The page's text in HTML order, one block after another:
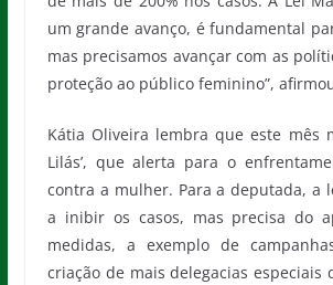
um grande avanço, é fundamental
mas precisamos avançar com as
proteção ao público feminino”,
Kátia Oliveira lembra que este mês
Lilás’, que alerta para o
contra a mulher. Para a deputada, a
a inibir os casos, mas precisa do
medidas, a exemplo de
criação de mais delegacias especiais